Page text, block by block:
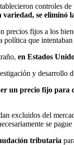
controles
variedad, se eliminó
precios fijos a los
que
en Estados
y desarrollo
un precio fijo para
excluidos del
se
tributaria